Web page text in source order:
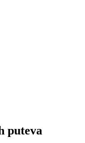
puteva